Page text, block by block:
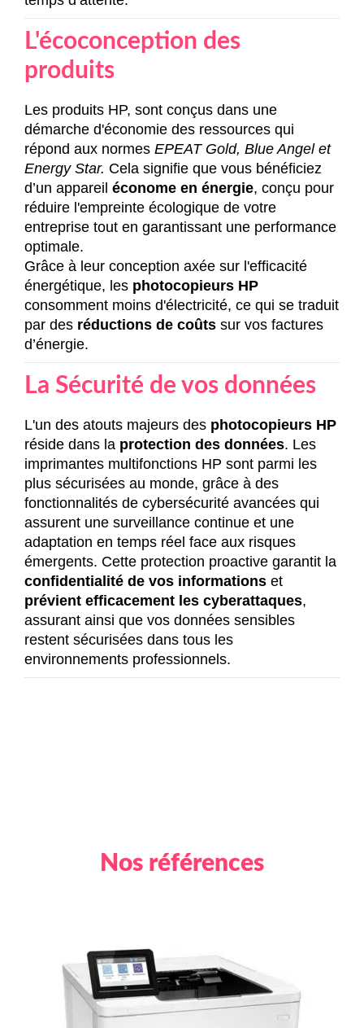
L'écoconception des
produits
Les produits HP, sont conçus dans une
démarche d'économie des ressources qui
répond aux normes EPEAT Gold, Blue Angelet
Energy Star. Cela signifie que vous bénéficiez
d’un appareil économe en énergie, conçu pour
réduire l'empreinte écologique de votre
entreprise tout en garantissant une performance
optimale.
Grâce à leur conception axée sur l'efficacité
énergétique, les photocopieurs HP
consomment moins d'électricité, ce qui se traduit
par des réductions de coûts sur vos factures
d’énergie.
La Sécurité de vos données
L'un des atouts majeurs des photocopieurs HP
réside dans la protection des données. Les
imprimantes multifonctions HP sont parmi les
plus sécurisées au monde, grâce à des
fonctionnalités de cybersécurité avancées qui
assurent une surveillance continue et une
adaptation en temps réel face aux risques
émergents. Cette protection proactive garantit la
confidentialité de vos informations et
prévient efficacement les cyberattaques,
assurant ainsi que vos données sensibles
restent sécurisées dans tous les
environnements professionnels.
Nos références